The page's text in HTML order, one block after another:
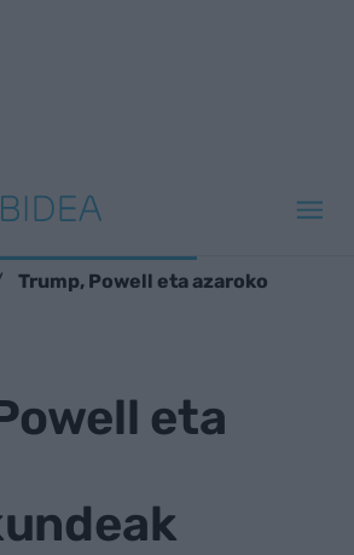
Trump, Powell eta azaroko
eta